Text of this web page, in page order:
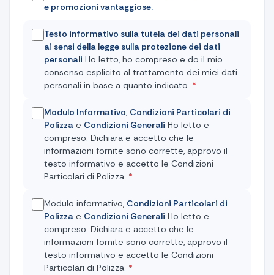
e promozioni vantaggiose.
Testo informativo sulla tutela dei dati personali
ai sensi della legge sulla protezione dei dati
personali Ho letto, ho compreso e do il mio
consenso esplicito al trattamento dei miei dati
personali in base a quanto indicato. *
Modulo Informativo Condizioni Particolari di
Polizza e Condizioni Generali Ho letto e
compreso. Dichiara e accetto che le
informazioni fornite sono corrette, approvo il
testo informativo e accetto le Condizioni
Particolari di Polizza. *
Modulo informativo, Condizioni Particolari di
Polizza e Condizioni Generali Ho letto e
compreso. Dichiara e accetto che le
informazioni fornite sono corrette, approvo il
testo informativo e accetto le Condizioni
Particolari di Polizza. *